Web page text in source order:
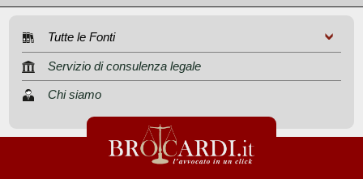
Tutte le Fonti
Servizio di consulenza legale
Chi siamo